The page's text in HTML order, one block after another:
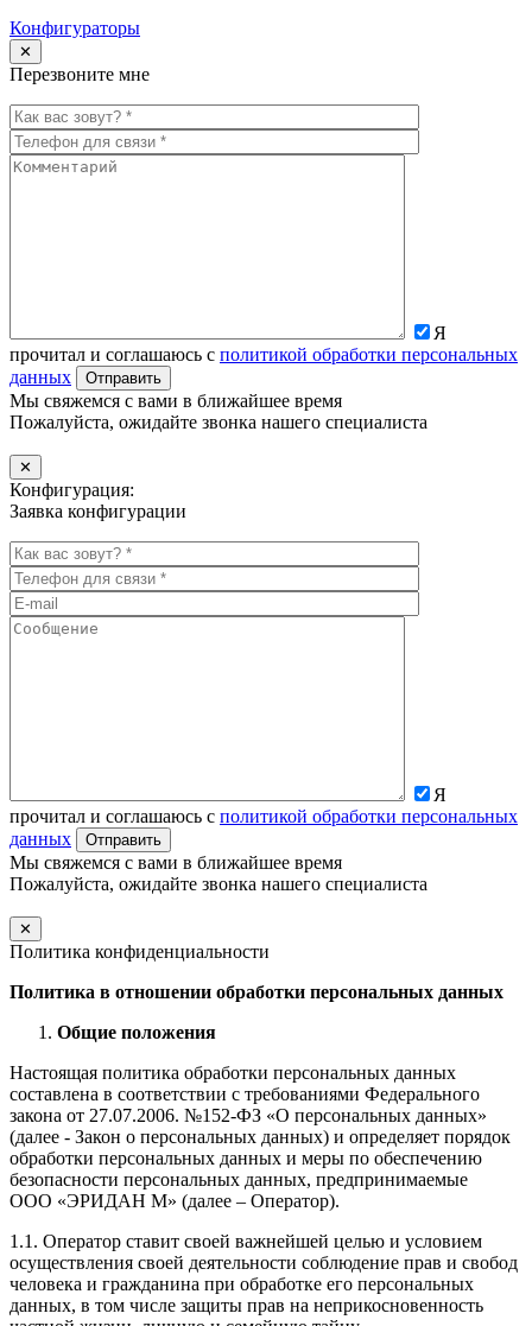
Конфигураторы
✕
Перезвоните мне
Я
прочитал и соглашаюсь с политикой обработки персональных
данных
Мы свяжемся с вами в ближайшее время
Пожалуйста, ожидайте звонка нашего специалиста
✕
Конфигурация:
Заявка конфигурации
Я
прочитал и соглашаюсь с политикой обработки персональных
данных
Мы свяжемся с вами в ближайшее время
Пожалуйста, ожидайте звонка нашего специалиста
✕
Политика конфиденциальности
Политика в отношении обработки персональных данных
Общие положения
Настоящая политика обработки персональных данных
составлена в соответствии с требованиями Федерального
закона от 27.07.2006. №152-ФЗ «О персональных данных»
(далее - Закон о персональных данных) и определяет порядок
обработки персональных данных и меры по обеспечению
безопасности персональных данных, предпринимаемые
ООО «ЭРИДАН М» (далее – Оператор).
1.1. Оператор ставит своей важнейшей целью и условием
осуществления своей деятельности соблюдение прав и свобод
человека и гражданина при обработке его персональных
данных, в том числе защиты прав на неприкосновенность